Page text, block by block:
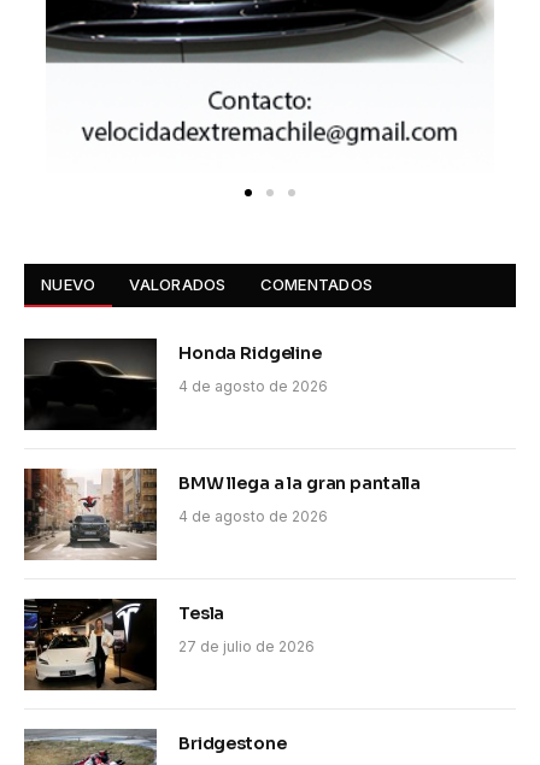
NUEVO VALORADOS COMENTADOS
Honda Ridgeline
4 de agosto de 2026
BMW llega a la gran pantalla
4 de agosto de 2026
Tesla
27 de julio de 2026
Bridgestone